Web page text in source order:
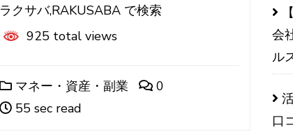
ラクサバ,RAKUSABA で検索
925 total views
マネー・資産・副業
0
55 sec read
会
ル
口